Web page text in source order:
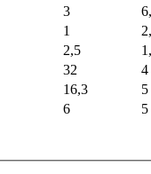
3
1
2,5
32
4
16,3
5
6 5